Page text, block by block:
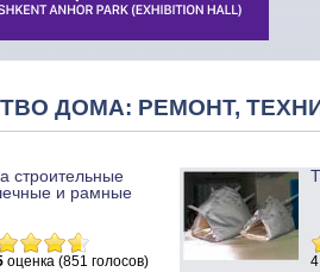
ДОМА: РЕМОНТ,
строительные
и рамные
оценка (851 голосов)